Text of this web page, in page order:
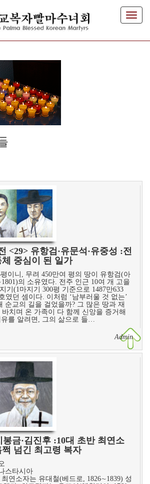
T
o
<29> 유항검·유문석·유중성 :전
중심이 된 일가
평이니, 무려 450만여 평의 땅이 유항검(아
의 소유였다. 전주 인근 10여 개 고을
기(1마지기 300평 기준으로 1487만633
였던 셈이다. 이처럼 ‘남부러울 것 없는’
순교의 길을 걸었을까? 그 많은 땅과 재
치며 온 가족이 다 함께 신앙을 증거해
를 알려면, 그의 삶으로 들…
Admin
봉금·김진후 :10대 초반 최연소
넘긴 최고령 복자
스타시아
연소자는 유대철(베드로, 1826∼1839) 성